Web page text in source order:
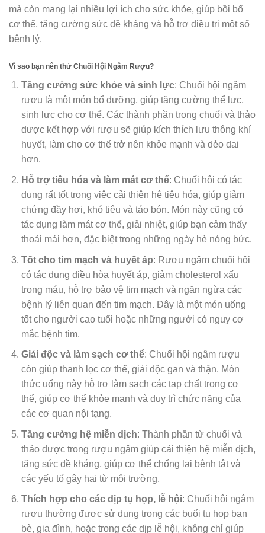
mà còn mang lại nhiều lợi ích cho sức khỏe, giúp bồi bổ
cơ thể, tăng cường sức đề kháng và hỗ trợ điều trị một số
bệnh lý.
Vì sao bạn nên thử Chuối Hội Ngâm Rượu?
Tăng cường sức khỏe và sinh lực: Chuối hội ngâm
rượu là một món bổ dưỡng, giúp tăng cường thể lực,
sinh lực cho cơ thể. Các thành phần trong chuối và thảo
dược kết hợp với rượu sẽ giúp kích thích lưu thông khí
huyết, làm cho cơ thể trở nên khỏe mạnh và dẻo dai
hơn.
Hỗ trợ tiêu hóa và làm mát cơ thể: Chuối hội có tác
dụng rất tốt trong việc cải thiện hệ tiêu hóa, giúp giảm
chứng đầy hơi, khó tiêu và táo bón. Món này cũng có
tác dụng làm mát cơ thể, giải nhiệt, giúp bạn cảm thấy
thoải mái hơn, đặc biệt trong những ngày hè nóng bức.
Tốt cho tim mạch và huyết áp: Rượu ngâm chuối hội
có tác dụng điều hòa huyết áp, giảm cholesterol xấu
trong máu, hỗ trợ bảo vệ tim mạch và ngăn ngừa các
bệnh lý liên quan đến tim mạch. Đây là một món uống
tốt cho người cao tuổi hoặc những người có nguy cơ
mắc bệnh tim.
Giải độc và làm sạch cơ thể: Chuối hội ngâm rượu
còn giúp thanh lọc cơ thể, giải độc gan và thận. Món
thức uống này hỗ trợ làm sạch các tạp chất trong cơ
thể, giúp cơ thể khỏe mạnh và duy trì chức năng của
các cơ quan nội tạng.
Tăng cường hệ miễn dịch: Thành phần từ chuối và
thảo dược trong rượu ngâm giúp cải thiện hệ miễn dịch,
tăng sức đề kháng, giúp cơ thể chống lại bệnh tật và
các yếu tố gây hại từ môi trường.
Thích hợp cho các dịp tụ họp, lễ hội: Chuối hội ngâm
rượu thường được sử dụng trong các buổi tụ họp bạn
bè, gia đình, hoặc trong các dịp lễ hội, không chỉ giúp